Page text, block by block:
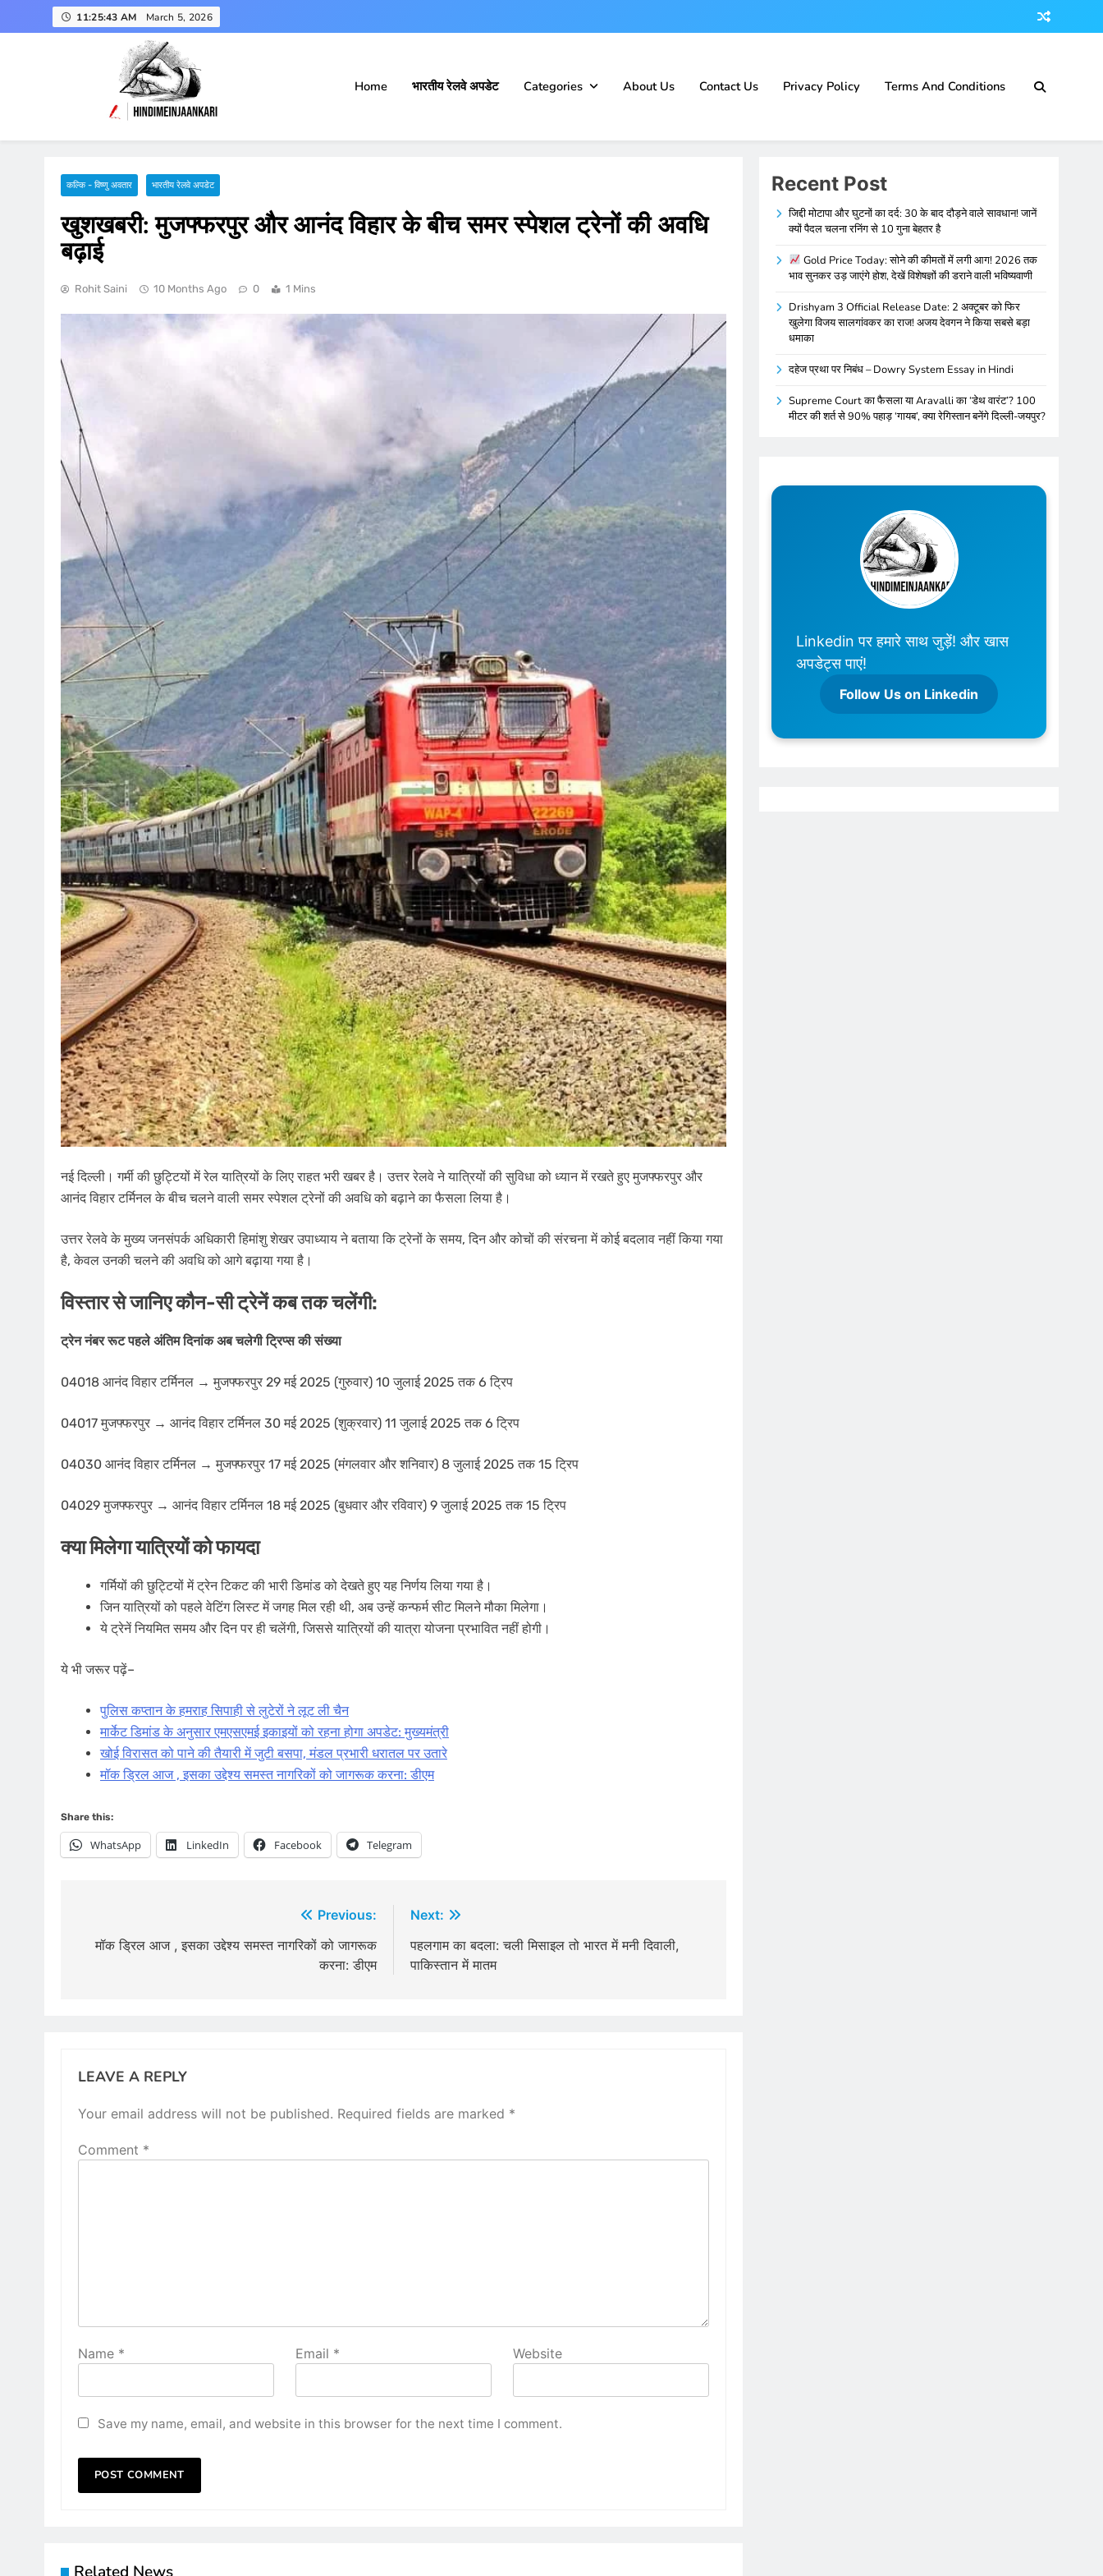
to
11:25:45 AM March 5, 2026
Home भारतीय रेलवे अपडेट Categories About Us Contact Us Privacy Policy Terms And Conditions
कल्कि - विष्णु अवतार भारतीय रेलवे अपडेट
खुशखबरी: मुजफ्फरपुर और आनंद विहार के बीच समर स्पेशल ट्रेनों की अवधि
बढ़ाई
Rohit Saini 10 Months Ago 0 1 Mins
नई दिल्ली। गर्मी की छुट्टियों में रेल यात्रियों के लिए राहत भरी खबर है। उत्तर रेलवे ने यात्रियों की सुविधा को ध्यान में रखते हुए मुजफ्फरपुर और
आनंद विहार टर्मिनल के बीच चलने वाली समर स्पेशल ट्रेनों की अवधि को बढ़ाने का फैसला लिया है।
उत्तर रेलवे के मुख्य जनसंपर्क अधिकारी हिमांशु शेखर उपाध्याय ने बताया कि ट्रेनों के समय, दिन और कोचों की संरचना में कोई बदलाव नहीं किया गया
है, केवल उनकी चलने की अवधि को आगे बढ़ाया गया है।
विस्तार से जानिए कौन-सी ट्रेनें कब तक चलेंगी:
ट्रेन नंबर रूट पहले अंतिम दिनांक अब चलेगी ट्रिप्स की संख्या
04018 आनंद विहार टर्मिनल → मुजफ्फरपुर 29 मई 2025 (गुरुवार) 10 जुलाई 2025 तक 6 ट्रिप
04017 मुजफ्फरपुर → आनंद विहार टर्मिनल 30 मई 2025 (शुक्रवार) 11 जुलाई 2025 तक 6 ट्रिप
04030 आनंद विहार टर्मिनल → मुजफ्फरपुर 17 मई 2025 (मंगलवार और शनिवार) 8 जुलाई 2025 तक 15 ट्रिप
04029 मुजफ्फरपुर → आनंद विहार टर्मिनल 18 मई 2025 (बुधवार और रविवार) 9 जुलाई 2025 तक 15 ट्रिप
क्या मिलेगा यात्रियों को फायदा
गर्मियों की छुट्टियों में ट्रेन टिकट की भारी डिमांड को देखते हुए यह निर्णय लिया गया है।
जिन यात्रियों को पहले वेटिंग लिस्ट में जगह मिल रही थी, अब उन्हें कन्फर्म सीट मिलने मौका मिलेगा।
ये ट्रेनें नियमित समय और दिन पर ही चलेंगी, जिससे यात्रियों की यात्रा योजना प्रभावित नहीं होगी।
ये भी जरूर पढ़ें–
पुलिस कप्तान के हमराह सिपाही से लुटेरों ने लूट ली चैन
मार्केट डिमांड के अनुसार एमएसएमई इकाइयों को रहना होगा अपडेट: मुख्यमंत्री
खोई विरासत को पाने की तैयारी में जुटी बसपा, मंडल प्रभारी धरातल पर उतारे
मॉक ड्रिल आज , इसका उद्देश्य समस्त नागरिकों को जागरूक करना: डीएम
Share this:
WhatsApp LinkedIn Facebook Telegram
navigation
Previous:
मॉक ड्रिल आज , इसका उद्देश्य समस्त नागरिकों को जागरूक
करना: डीएम
Next:
पहलगाम का बदला: चली मिसाइल तो भारत में मनी दिवाली,
पाकिस्तान में मातम
LEAVE A REPLY
Your email address will not be published. Required fields are marked *
Comment *
Name * Email * Website
Save my name, email, and website in this browser for the next time I comment.
Related News
Recent Post
जिद्दी मोटापा और घुटनों का दर्द: 30 के बाद दौड़ने वाले सावधान! जानें
क्यों पैदल चलना रनिंग से 10 गुना बेहतर है
Gold Price Today: सोने की कीमतों में लगी आग! 2026 तक
भाव सुनकर उड़ जाएंगे होश, देखें विशेषज्ञों की डराने वाली भविष्यवाणी
Drishyam 3 Official Release Date: 2 अक्टूबर को फिर
खुलेगा विजय सालगांवकर का राज! अजय देवगन ने किया सबसे बड़ा
धमाका
दहेज प्रथा पर निबंध – Dowry System Essay in Hindi
Supreme Court का फैसला या Aravalli का ‘डेथ वारंट’? 100
मीटर की शर्त से 90% पहाड़ ‘गायब’, क्या रेगिस्तान बनेंगे दिल्ली-जयपुर?
Linkedin पर हमारे साथ जुड़ें! और खास
अपडेट्स पाएं!
Follow Us on Linkedin